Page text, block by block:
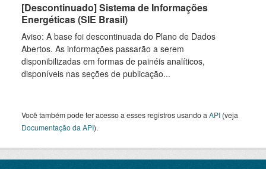
[Descontinuado] Sistema de Informações
Energéticas (SIE Brasil)
Aviso: A base foi descontinuada do Plano de Dados
Abertos. As informações passarão a serem
disponibilizadas em formas de painéis analíticos,
disponíveis nas seções de publicação...
Você também pode ter acesso a esses registros usando a API (veja
Documentação da API).